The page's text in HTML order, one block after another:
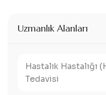
Uzmanlık Alanları
Hastalık Hastalığı
Tedavisi